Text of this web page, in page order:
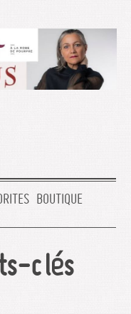
BOUTIQUE
clés